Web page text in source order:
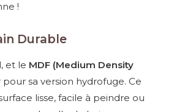
!
Durable
et le MDF (Medium Density
sa version hydrofuge. Ce
lisse, facile à peindre ou